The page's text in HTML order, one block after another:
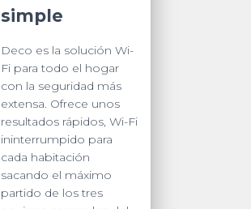
simple
Deco es la solución Wi-
Fi para todo el hogar
con la seguridad más
extensa. Ofrece unos
resultados rápidos, Wi-Fi
ininterrumpido para
cada habitación
sacando el máximo
partido de los tres